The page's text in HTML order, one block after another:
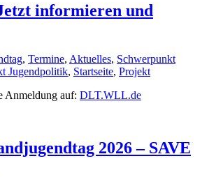
informieren und
, Termine, Aktuelles, Schwerpunkt
Jugendpolitik, Startseite, Projekt
Anmeldung auf: DLT.WLL.de
2026 – SAVE